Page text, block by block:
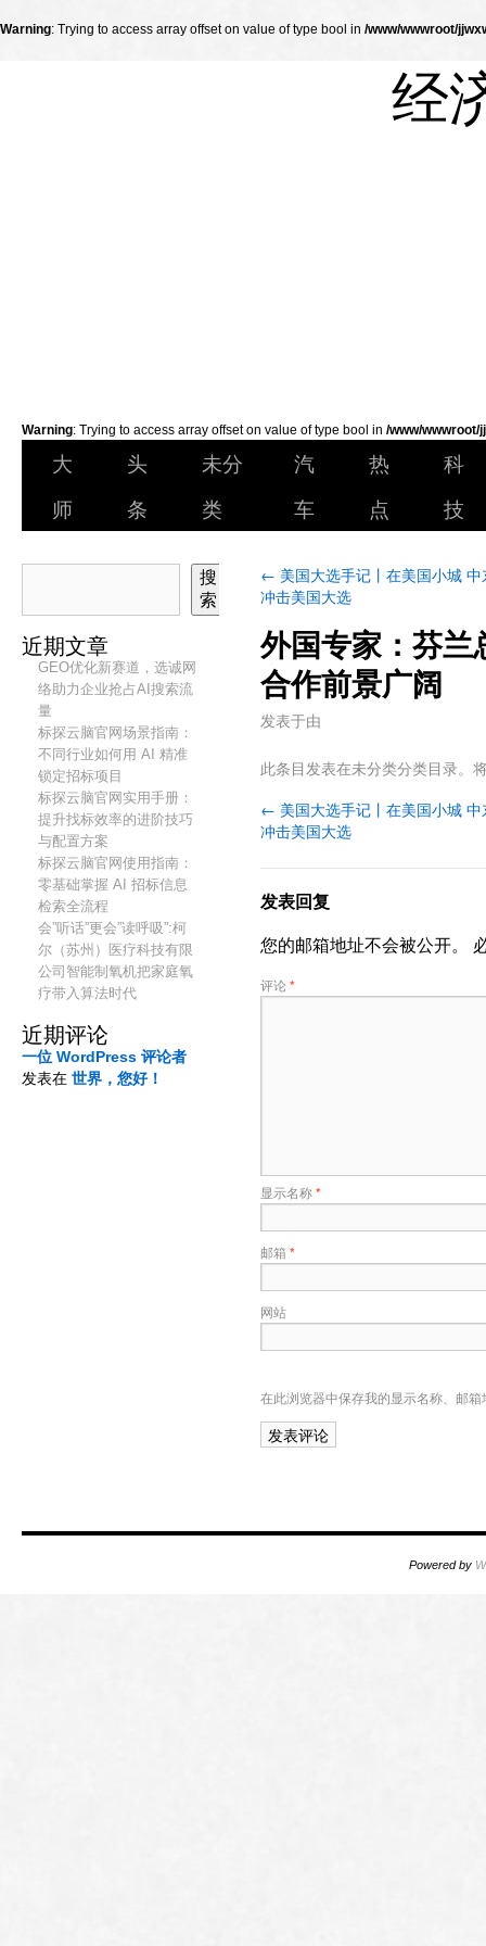
Warning: Trying to access array offset on value of type bool in /www/wwwroot/
经
Warning: Trying to access array offset on value of type bool in /www/wwwroot/
大
师
头
条
未分
类
汽
车
热
点
科
技
搜
索
近期文章
GEO优化新赛道，选诚网
络助力企业抢占AI搜索流
量
标探云脑官网场景指南：
不同行业如何用 AI 精准
锁定招标项目
标探云脑官网实用手册：
提升找标效率的进阶技巧
与配置方案
标探云脑官网使用指南：
零基础掌握 AI 招标信息
检索全流程
会”听话”更会”读呼吸”:柯
尔（苏州）医疗科技有限
公司智能制氧机把家庭氧
疗带入算法时代
近期评论
一位 WordPress 评论者
发表在 世界，您好！
← 美国大选手记丨在美国小城
冲击美国大选
外国专家：芬兰
合作前景广阔
发表于由
此条目发表在未分类分类目录。
← 美国大选手记丨在美国小城
冲击美国大选
发表回复
您的邮箱地址不会被公开。
评论*
显示名称*
邮箱 *
网站
在此浏览器中保存我的显示名称、邮
Powered by